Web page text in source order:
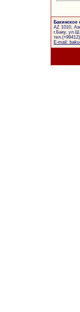
Бакинское
AZ 1010,
г.Баку,
E-mail: